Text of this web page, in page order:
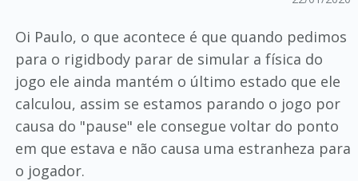
Oi Paulo, o que acontece é que quando pedimos
para o rigidbody parar de simular a física do
jogo ele ainda mantém o último estado que ele
calculou, assim se estamos parando o jogo por
causa do "pause" ele consegue voltar do ponto
em que estava e não causa uma estranheza para
o jogador.